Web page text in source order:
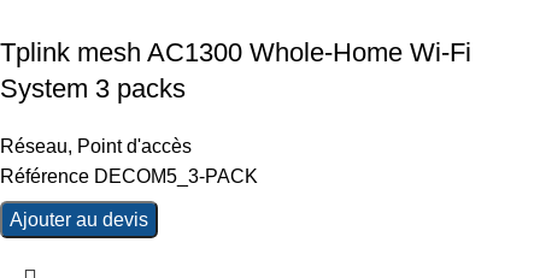
Tplink mesh AC1300 Whole-Home Wi-Fi
System 3 packs
Réseau, Point d'accès
Référence DECOM5_3-PACK
Ajouter au devis